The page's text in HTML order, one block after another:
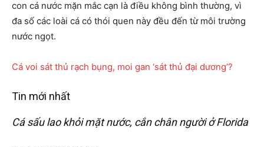
con cá nước mặn mắc cạn là điều không bình thường, vì
đa số các loài cá có thói quen này đều đến từ môi trường
nước ngọt.
Cá voi sát thủ rạch bụng, moi gan ‘sát thủ đại dương’?
Tin mới nhất
Cá sấu lao khỏi mặt nước, cắn chân người ở Florida